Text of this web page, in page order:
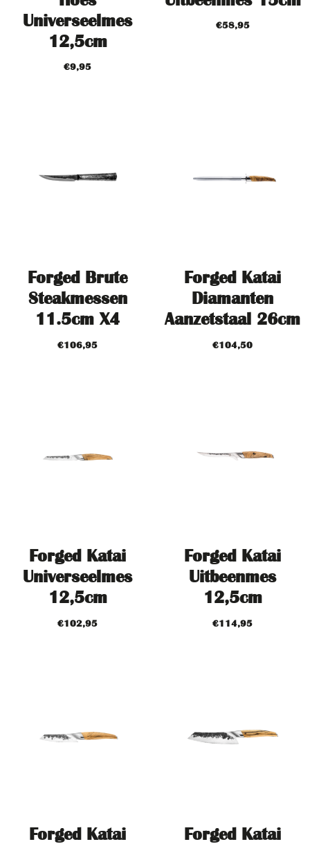
Universeelmes
12,5cm
€9,95
€58,95
Forged Brute
Steakmessen
11.5cm X4
€106,95
Forged Katai
Diamanten
Aanzetstaal 26cm
€104,50
Forged Katai
Universeelmes
12,5cm
€102,95
Forged Katai
Uitbeenmes
12,5cm
€114,95
Forged Katai
Forged Katai